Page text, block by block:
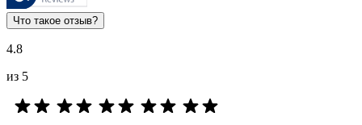
Оценки клиентов в виде отзыва и звездочек полезны для
Что такое отзыв?
4.8
из 5